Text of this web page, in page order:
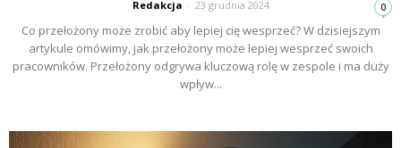
Redakcja - 23 grudnia 2024 0
Co przełożony może zrobić aby lepiej cię wesprzeć? W dzisiejszym
artykule omówimy, jak przełożony może lepiej wesprzeć swoich
pracowników. Przełożony odgrywa kluczową rolę w zespole i ma duży
wpływ...